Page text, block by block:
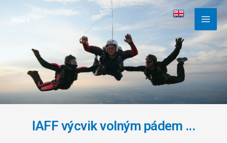
IAFF výcvik volným pádem ...